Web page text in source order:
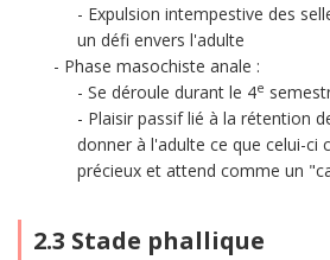
Expulsion intempestive des
un défi envers l'adulte
Phase masochiste anale :
Se déroule durant le 4e
Plaisir passif lié à la rétention
donner à l'adulte ce que celui-ci
précieux et attend comme un
2.3 Stade phallique